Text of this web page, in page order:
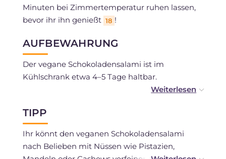
Minuten bei Zimmertemperatur ruhen lassen,
bevor ihr ihn genießt 18 !
AUFBEWAHRUNG
Der vegane Schokoladensalami ist im
Kühlschrank etwa 4–5 Tage haltbar.
TIPP
Ihr könnt den veganen Schokoladensalami
nach Belieben mit Nüssen wie Pistazien,